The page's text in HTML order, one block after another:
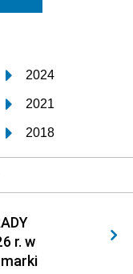
2024
2021
2018
2015
2012
2009
2006
r. w